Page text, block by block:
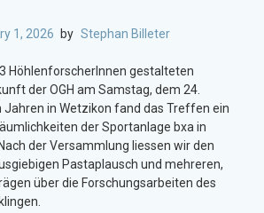
1, 2026 by Stephan Billeter
HöhlenforscherInnen gestalteten
der OGH am Samstag, dem 24.
Jahren in Wetzikon fand das Treffen ein
der Sportanlage bxa in
der Versammlung liessen wir den
Pastaplausch und mehreren,
über die Forschungsarbeiten des